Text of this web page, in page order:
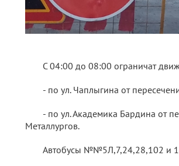
С 04:00 до 08:00 ограничат
- по ул. Чаплыгина от
- по ул. Академика Бардина от
Металлургов.
Автобусы №№5Л,7,24,28,102 и